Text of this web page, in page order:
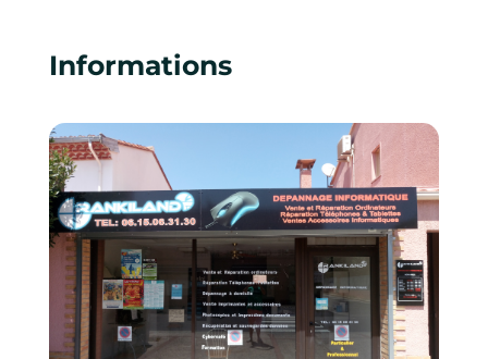
Informations